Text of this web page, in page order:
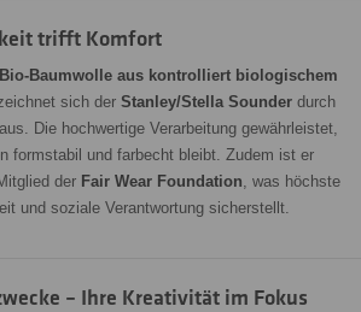
trifft Komfort
Baumwolle aus kontrolliert biologischem
sich der Stanley/Stella Sounder durch
Die hochwertige Verarbeitung gewährleistet,
formstabil und farbecht bleibt. Zudem ist er
der Fair Wear Foundation, was höchste
und soziale Verantwortung sicherstellt.
– Ihre Kreativität im Fokus